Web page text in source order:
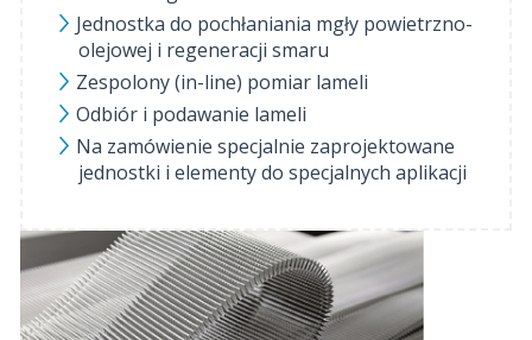
Jednostka do pochłaniania mgły powietrzno-
olejowej i regeneracji smaru
Zespolony (in-line) pomiar lameli
Odbiór i podawanie lameli
Na zamówienie specjalnie zaprojektowane
jednostki i elementy do specjalnych aplikacji